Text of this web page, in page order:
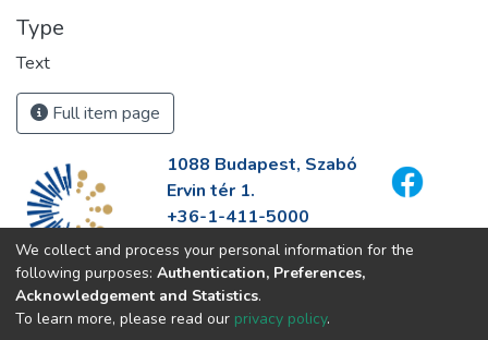
Type
Text
Full item page
1088 Budapest, Szabó
Ervin tér 1.
+36-1-411-5000
info@fszek.hu
https://fszek.hu
We collect and process your personal information for the
following purposes: Authentication, Preferences,
Acknowledgement and Statistics.
To learn more, please read our privacy policy.